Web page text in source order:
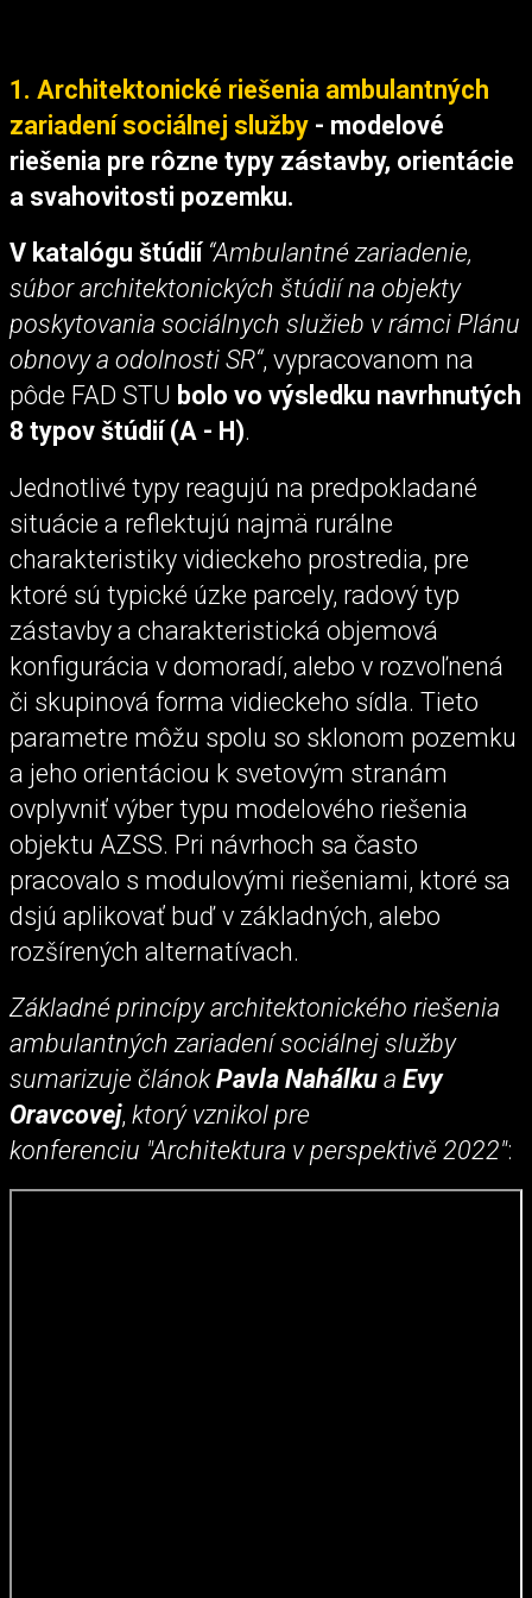
1. Architektonické riešenia ambulantných
zariadení sociálnej služby - modelové
riešenia pre rôzne typy zástavby, orientácie
a svahovitosti pozemku.
V katalógu štúdií “Ambulantné zariadenie,
súbor architektonických štúdií na objekty
poskytovania sociálnych služieb v rámci Plánu
obnovy a odolnosti SR“, vypracovanom na
pôde FAD STU bolo vo výsledku navrhnutých
8 typov štúdií (A - H).
Jednotlivé typy reagujú na predpokladané
situácie a reflektujú najmä rurálne
charakteristiky vidieckeho prostredia, pre
ktoré sú typické úzke parcely, radový typ
zástavby a charakteristická objemová
konfigurácia v domoradí, alebo v rozvoľnená
či skupinová forma vidieckeho sídla. Tieto
parametre môžu spolu so sklonom pozemku
a jeho orientáciou k svetovým stranám
ovplyvniť výber typu modelového riešenia
objektu AZSS. Pri návrhoch sa často
pracovalo s modulovými riešeniami, ktoré sa
dsjú aplikovať buď v základných, alebo
rozšírených alternatívach.
Základné princípy architektonického riešenia
ambulantných zariadení sociálnej služby
sumarizuje článokPavla Nahálku a Evy
Oravcovej, ktorý vznikol pre
konferenciu "Architektura v perspektivě 2022":